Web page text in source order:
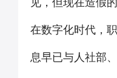
见，但现在造假
在数字化时代，
息早已与人社部